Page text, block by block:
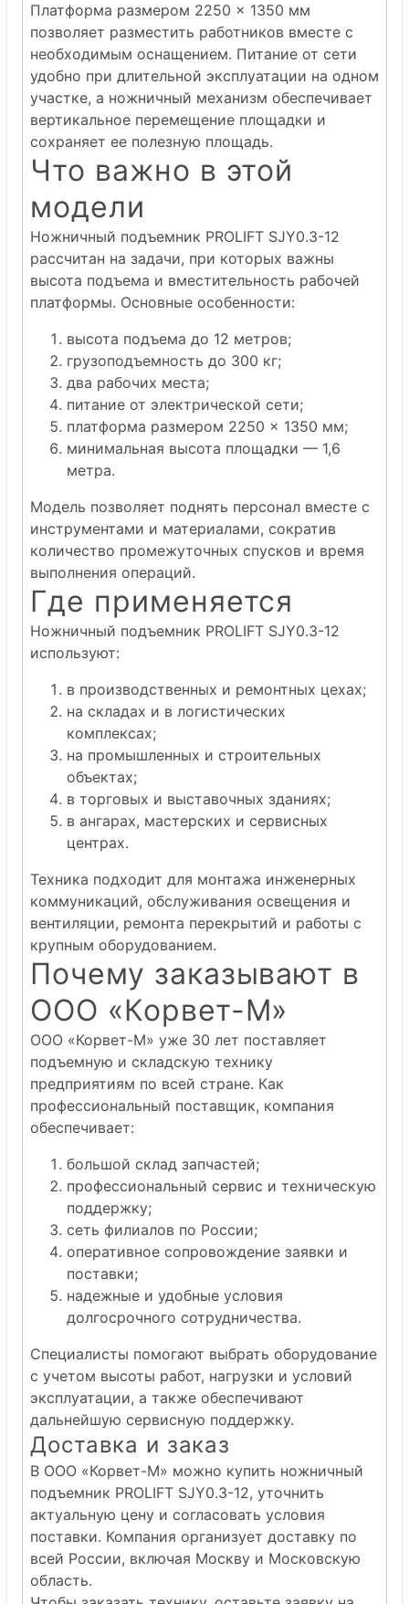
Платформа размером 2250 × 1350 мм
позволяет разместить работников вместе с
необходимым оснащением. Питание от сети
удобно при длительной эксплуатации на одном
участке, а ножничный механизм обеспечивает
вертикальное перемещение площадки и
сохраняет ее полезную площадь.
Что важно в этой
модели
Ножничный подъемник PROLIFT SJY0.3-12
рассчитан на задачи, при которых важны
высота подъема и вместительность рабочей
платформы. Основные особенности:
высота подъема до 12 метров;
грузоподъемность до 300 кг;
два рабочих места;
питание от электрической сети;
платформа размером 2250 × 1350 мм;
минимальная высота площадки — 1,6
метра.
Модель позволяет поднять персонал вместе с
инструментами и материалами, сократив
количество промежуточных спусков и время
выполнения операций.
Где применяется
Ножничный подъемник PROLIFT SJY0.3-12
используют:
в производственных и ремонтных цехах;
на складах и в логистических
комплексах;
на промышленных и строительных
объектах;
в торговых и выставочных зданиях;
в ангарах, мастерских и сервисных
центрах.
Техника подходит для монтажа инженерных
коммуникаций, обслуживания освещения и
вентиляции, ремонта перекрытий и работы с
крупным оборудованием.
Почему заказывают в
ООО «Корвет-М»
ООО «Корвет-М» уже 30 лет поставляет
подъемную и складскую технику
предприятиям по всей стране. Как
профессиональный поставщик, компания
обеспечивает:
большой склад запчастей;
профессиональный сервис и техническую
поддержку;
сеть филиалов по России;
оперативное сопровождение заявки и
поставки;
надежные и удобные условия
долгосрочного сотрудничества.
Специалисты помогают выбрать оборудование
с учетом высоты работ, нагрузки и условий
эксплуатации, а также обеспечивают
дальнейшую сервисную поддержку.
Доставка и заказ
В ООО «Корвет-М» можно купить ножничный
подъемник PROLIFT SJY0.3-12, уточнить
актуальную цену и согласовать условия
поставки. Компания организует доставку по
всей России, включая Москву и Московскую
область.